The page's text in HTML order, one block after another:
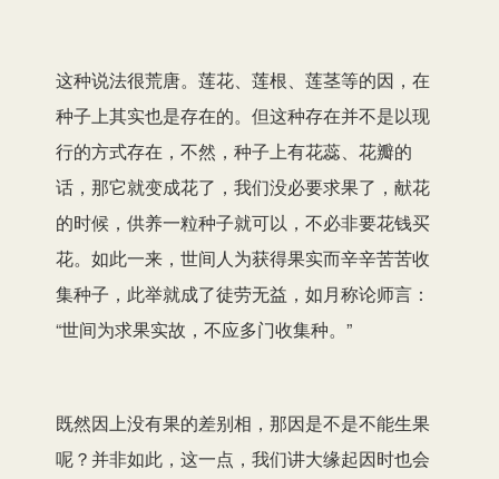
这种说法很荒唐。莲花、莲根、莲茎等的因，在
种子上其实也是存在的。但这种存在并不是以现
行的方式存在，不然，种子上有花蕊、花瓣的
话，那它就变成花了，我们没必要求果了，献花
的时候，供养一粒种子就可以，不必非要花钱买
花。如此一来，世间人为获得果实而辛辛苦苦收
集种子，此举就成了徒劳无益，如月称论师言：
“世间为求果实故，不应多门收集种。”
既然因上没有果的差别相，那因是不是不能生果
呢？并非如此，这一点，我们讲大缘起因时也会